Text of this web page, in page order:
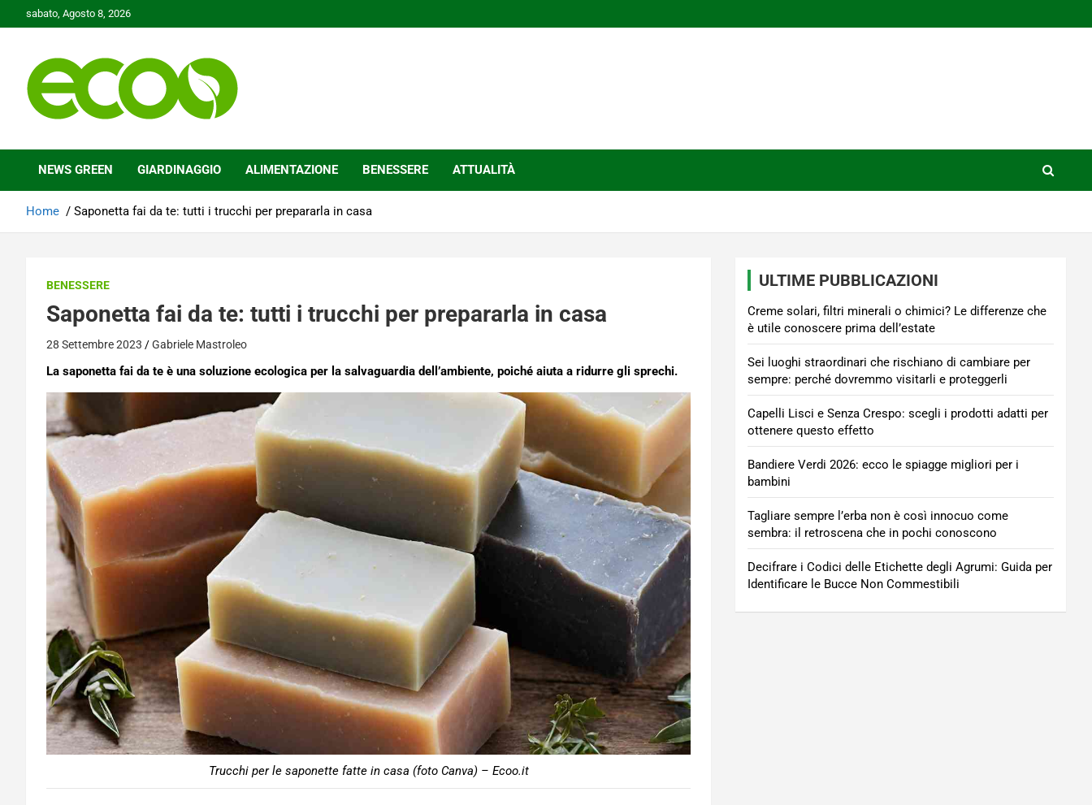
to
sabato, Agosto 8, 2026
Ecoo.it
NEWS GREEN GIARDINAGGIO ALIMENTAZIONE BENESSERE ATTUALITÀ
Home Saponetta fai da te: tutti i trucchi per prepararla in casa
BENESSERE
Saponetta fai da te: tutti i trucchi per prepararla in casa
28 Settembre 2023 Gabriele Mastroleo
La saponetta fai da te è una soluzione ecologica per la salvaguardia dell’ambiente, poiché aiuta a ridurre gli sprechi.
Trucchi per le saponette fatte in casa (foto Canva) – Ecoo.it
ULTIME PUBBLICAZIONI
Creme solari, filtri minerali o chimici? Le differenze che
è utile conoscere prima dell’estate
Sei luoghi straordinari che rischiano di cambiare per
sempre: perché dovremmo visitarli e proteggerli
Capelli Lisci e Senza Crespo: scegli i prodotti adatti per
ottenere questo effetto
Bandiere Verdi 2026: ecco le spiagge migliori per i
bambini
Tagliare sempre l’erba non è così innocuo come
sembra: il retroscena che in pochi conoscono
Decifrare i Codici delle Etichette degli Agrumi: Guida per
Identificare le Bucce Non Commestibili